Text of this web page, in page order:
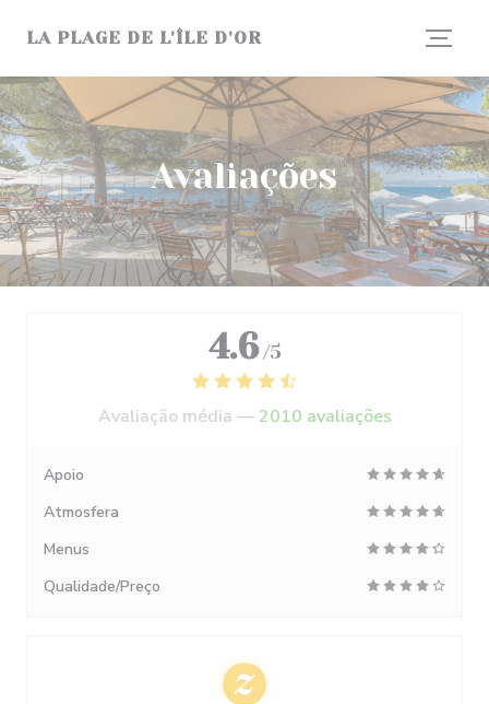
LA PLAGE DE L'ÎLE D'OR
Avaliações
4.6 /5
Avaliação média — 2010 avaliações
Apoio
Atmosfera
Menus
Qualidade/Preço